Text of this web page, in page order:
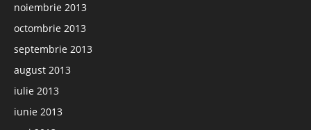
noiembrie 2013
octombrie 2013
septembrie 2013
august 2013
iulie 2013
iunie 2013